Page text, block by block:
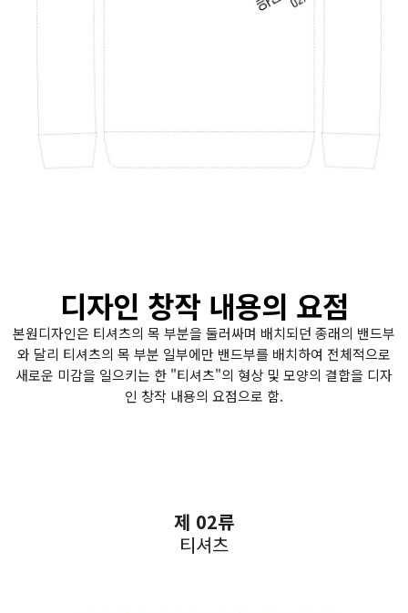
디자인 창작 내용의 요점
본원디자인은 티셔츠의 목 부분을 둘러싸며 배치되던 종래의 밴드부
와 달리 티셔츠의 목 부분 일부에만 밴드부를 배치하여 전체적으로
새로운 미감을 일으키는 한 "티셔츠"의 형상 및 모양의 결합을 디자
인 창작 내용의 요점으로 함.
제 02류
티셔츠